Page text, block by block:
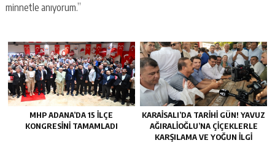
minnetle anıyorum.”
MHP ADANA’DA 15 İLÇE
KONGRESINI TAMAMLADI
KARAISALI’DA TARIHI GÜN! YAVUZ
AĞIRALIOĞLU’NA ÇIÇEKLERLE
KARŞILAMA VE YOĞUN İLGI